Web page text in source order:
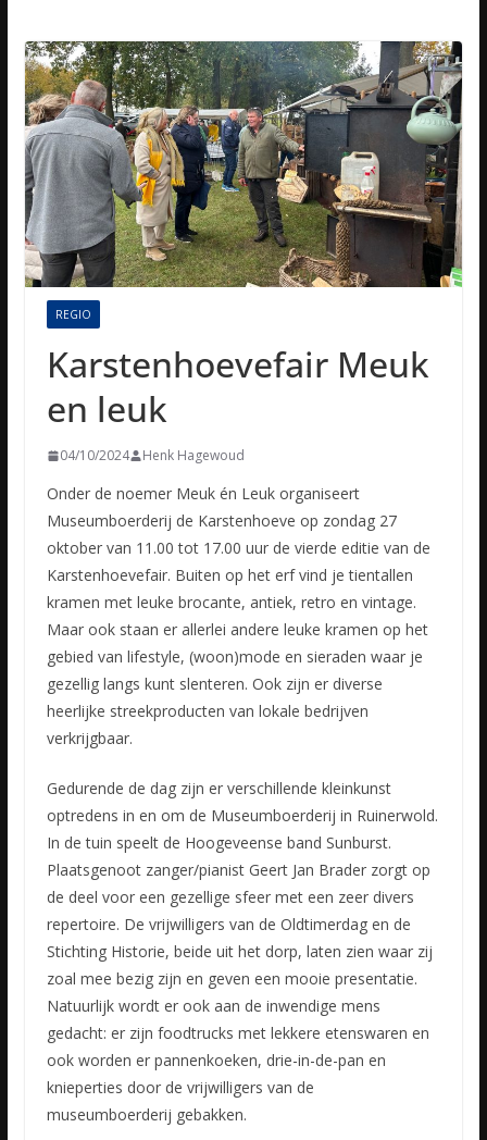
REGIO
Karstenhoevefair Meuk
en leuk
04/10/2024 Henk Hagewoud
Onder de noemer Meuk én Leuk organiseert
Museumboerderij de Karstenhoeve op zondag 27
oktober van 11.00 tot 17.00 uur de vierde editie van de
Karstenhoevefair. Buiten op het erf vind je tientallen
kramen met leuke brocante, antiek, retro en vintage.
Maar ook staan er allerlei andere leuke kramen op het
gebied van lifestyle, (woon)mode en sieraden waar je
gezellig langs kunt slenteren. Ook zijn er diverse
heerlijke streekproducten van lokale bedrijven
verkrijgbaar.
Gedurende de dag zijn er verschillende kleinkunst
optredens in en om de Museumboerderij in Ruinerwold.
In de tuin speelt de Hoogeveense band Sunburst.
Plaatsgenoot zanger/pianist Geert Jan Brader zorgt op
de deel voor een gezellige sfeer met een zeer divers
repertoire. De vrijwilligers van de Oldtimerdag en de
Stichting Historie, beide uit het dorp, laten zien waar zij
zoal mee bezig zijn en geven een mooie presentatie.
Natuurlijk wordt er ook aan de inwendige mens
gedacht: er zijn foodtrucks met lekkere etenswaren en
ook worden er pannenkoeken, drie-in-de-pan en
knieperties door de vrijwilligers van de
museumboerderij gebakken.